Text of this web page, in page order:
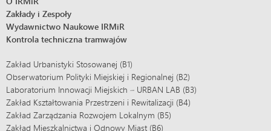
Zakłady i Zespoły
Wydawnictwo Naukowe IRMiR
Kontrola techniczna tramwajów
Zakład Urbanistyki Stosowanej (B1)
Obserwatorium Polityki Miejskiej i Regionalnej (B2)
Laboratorium Innowacji Miejskich – URBAN LAB (B3)
Zakład Kształtowania Przestrzeni i Rewitalizacji (B4)
Zakład Zarządzania Rozwojem Lokalnym (B5)
Zakład Mieszkalnictwa i Odnowy Miast (B6)